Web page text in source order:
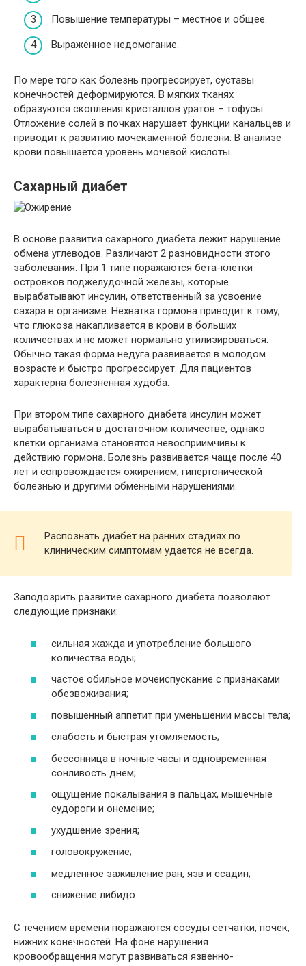
Повышение температуры – местное и общее.
Выраженное недомогание.
По мере того как болезнь прогрессирует, суставы
конечностей деформируются. В мягких тканях
образуются скопления кристаллов уратов – тофусы.
Отложение солей в почках нарушает функции канальцев и
приводит к развитию мочекаменной болезни. В анализе
крови повышается уровень мочевой кислоты.
Сахарный диабет
В основе развития сахарного диабета лежит нарушение
обмена углеводов. Различают 2 разновидности этого
заболевания. При 1 типе поражаются бета-клетки
островков поджелудочной железы, которые
вырабатывают инсулин, ответственный за усвоение
сахара в организме. Нехватка гормона приводит к тому,
что глюкоза накапливается в крови в больших
количествах и не может нормально утилизироваться.
Обычно такая форма недуга развивается в молодом
возрасте и быстро прогрессирует. Для пациентов
характерна болезненная худоба.
При втором типе сахарного диабета инсулин может
вырабатываться в достаточном количестве, однако
клетки организма становятся невосприимчивы к
действию гормона. Болезнь развивается чаще после 40
лет и сопровождается ожирением, гипертонической
болезнью и другими обменными нарушениями.
Распознать диабет на ранних стадиях по
клиническим симптомам удается не всегда.
Заподозрить развитие сахарного диабета позволяют
следующие признаки:
сильная жажда и употребление большого
количества воды;
частое обильное мочеиспускание с признаками
обезвоживания;
повышенный аппетит при уменьшении массы тела;
слабость и быстрая утомляемость;
бессонница в ночные часы и одновременная
сонливость днем;
ощущение покалывания в пальцах, мышечные
судороги и онемение;
ухудшение зрения;
головокружение;
медленное заживление ран, язв и ссадин;
снижение либидо.
С течением времени поражаются сосуды сетчатки, почек,
нижних конечностей. На фоне нарушения
кровообращения могут развиваться язвенно-